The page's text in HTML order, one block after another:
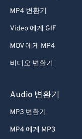
MP4 변환기
Video 에게 GIF
MOV 에게 MP4
비디오 변환기
Audio 변환기
MP3 변환기
MP4 에게 MP3